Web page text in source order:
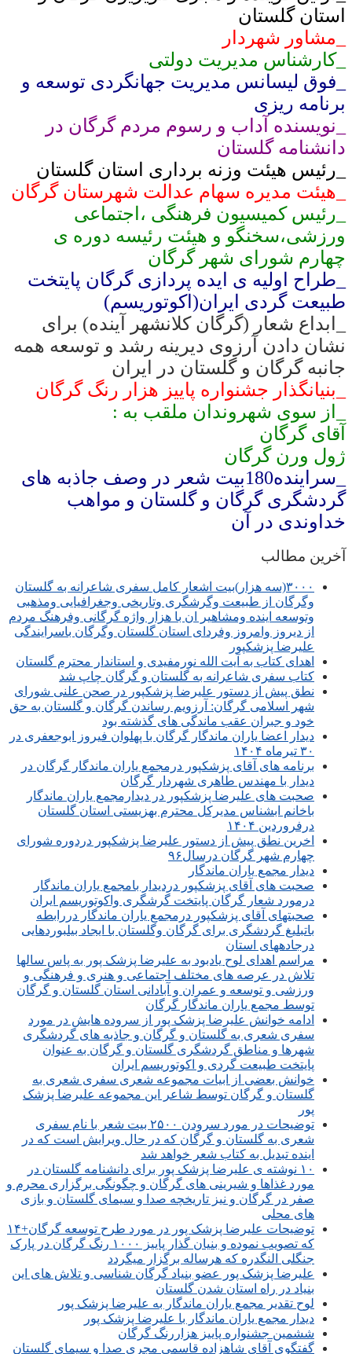
استان گلستان
_مشاور شهردار
_کارشناس مدیریت دولتی
_فوق لیسانس مدیریت جهانگردی توسعه و
برنامه ریزی
_نویسنده آداب و رسوم مردم گرگان در
دانشنامه گلستان
_رئیس هیئت وزنه برداری استان گلستان
_هیئت مدیره سهام عدالت شهرستان گرگان
_رئیس کمیسیون فرهنگی ،اجتماعی
ورزشی،سخنگو و هیئت رئیسه دوره ی
چهارم شورای شهر گرگان
_طراح اولیه ی ایده پردازی گرگان پایتخت
طبیعت گردی ایران(اکوتوریسم)
_ابداع شعار (گرگان کلانشهر آینده) برای
نشان دادن آرزوی دیرینه رشد و توسعه همه
جانبه گرگان و گلستان در ایران
_بنیانگذار جشنواره پاییز هزار رنگ گرگان
_از سوی شهروندان ملقب به :
آقای گرگان
ژول ورن گرگان
_سراینده180بیت شعر در وصف جاذبه های
گردشگری گرگان و گلستان و مواهب
خداوندی در آن
آخرین مطالب
۳۰۰۰(سه هزار)بیت اشعار کامل سفری شاعرانه به گلستان
وگرگان از طبیعت وگرشگری وتاریخی وجغرافیایی ومذهبی
وتوسعه اینده ومشاهیر ان با هزار واژه گرگانی وفرهنگ مردم
از دیروز وامروز وفردای استان گلستان وگرگان باسرایندگی
علیرضا پزشکپور
اهدای کتاب به آیت الله نورمفیدی و استاندار محترم گلستان
کتاب سفری شاعرانه به گلستان و گرگان چاپ شد
نطق پیش از دستور علیرضا پزشکپور در صحن علنی شورای
شهر اسلامی گرگان: آرزویم رساندن گرگان و گلستان به حق
خود و جبران عقب ماندگی های گذشته بود
دیدار اعضا یاران ماندگار گرگان با پهلوان فیروز ابوجعفری در
۳۰ تیرماه ۱۴۰۴
برنامه های آقای پزشکپور درمجمع یاران ماندگار گرگان در
دیدار با مهندس طاهری شهردار گرگان
صحبت های علیرضا پزشکپور در دیدارمجمع یاران ماندگار
باخانم ابشناس مدیرکل محترم بهزیستی استان گلستان
درفروردین ۱۴۰۴
اخرین نطق پیش از دستور علیرضا پزشکپور دردوره شورای
چهارم شهر گرگان درسال۹۶
دیدار مجمع یاران ماندگار
صحبت های آقای پزشکپور دردیدار بامجمع یاران ماندگار
درمورد شعار گرگان پایتخت گرشگری واکوتوریسم ایران
صحبتهای آقای پزشکپور درمجمع یاران ماندگار دررابطه
باتبلیغ گردشگری برای گرگان وگلستان با ایجاد بیلبوردهایی
درجادههای استان
مراسم اهدای لوح یادبود به علیرضا پزشک پور به پاس سالها
تلاش در عرصه های مختلف اجتماعی و هنری و فرهنگی و
ورزشی و توسعه و عمران و آبادانی استان گلستان و گرگان
توسط مجمع یاران ماندگار گرگان
ادامه خوانش علیرضا پزشک پور از سروده هایش در مورد
سفری شعری به گلستان و گرگان و جاذبه های گردشگری
شهرها و مناطق گردشگری گلستان و گرگان به عنوان
پایتخت طبیعت گردی و اکوتوریسم ایران
خوانش بعضی از ابیات مجموعه شعری سفری شعری به
گلستان و گرگان توسط شاعر این مجموعه علیرضا پزشک
پور
توضیحات در مورد سرودن ۲۵۰۰ بیت شعر با نام سفری
شعری به گلستان و گرگان که در حال ویرایش است که در
اینده تبدیل به کتاب شعر خواهد شد
۱۰ نوشته ی علیرضا پزشک پور برای دانشنامه گلستان در
مورد غذاها و شیرینی های گرگان و چگونگی برگزاری محرم و
صفر در گرگان و نیز تاریخچه صدا و سیمای گلستان و بازی
های محلی
توضیحات علیرضا پزشک پور در مورد طرح توسعه گرگان+۱۴
که تصویب نموده و بنیان گذار پاییز ۱۰۰۰ رنگ گرگان در پارک
جنگلی النگدره که هرساله برگزار میگردد
علیرضا پزشک پور عضو بنیاد گرگان شناسی و تلاش های این
بنیاد در راه استان شدن گلستان
لوح تقدیر مجمع یاران ماندگار به علیرضا پزشک پور
دیدار مجمع یاران ماندگار با علیرضا پزشک پور
ششمین جشنواره پاییز هزاررنگ گرگان
گفتگوی آقای شاهزاده قاسمی مجری صدا و سیمای گلستان